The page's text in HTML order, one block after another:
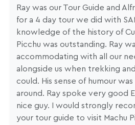
Ray was our Tour Guide and
for a 4 day tour we did with
knowledge of the history of
Picchu was outstanding. Ray
accommodating with all our
alongside us when trekking
could. His sense of humour
around. Ray spoke very good
nice guy. I would strongly
your tour guide to visit Machu